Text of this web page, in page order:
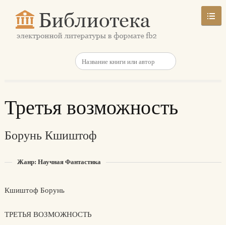
Третья возможность
Борунь Кшиштоф
Жанр: Научная Фантастика
Кшиштоф Борунь
ТРЕТЬЯ ВОЗМОЖНОСТЬ